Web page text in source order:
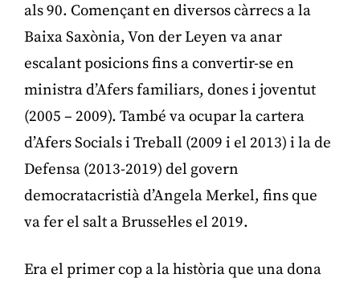
als 90. Començant en diversos càrrecs a la
Baixa Saxònia, Von der Leyen va anar
escalant posicions fins a convertir-se en
ministra d’Afers familiars, dones i joventut
(2005 – 2009). També va ocupar la cartera
d’Afers Socials i Treball (2009 i el 2013) i la de
Defensa (2013-2019) del govern
democratacristià d’Angela Merkel, fins que
va fer el salt a Brussel·les el 2019.
Era el primer cop a la història que una dona